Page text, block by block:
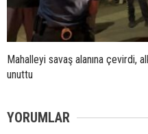
Mahalleyi savaş alanına çevirdi,
unuttu
YORUMLAR